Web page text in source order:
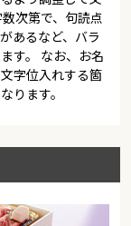
次第で、句読点
あるなど、バラ
す。 なお、お名
字位入れする箇
ります。